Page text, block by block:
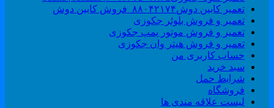
تعمیر کابین دوش۸۸۰۴۲۱۷۴_فروش کابین دوش
تعمیر و فروش بلوئر جکوزی
تعمیر و فروش موتور پمپ جکوزی
تعمیر و فروش هیتر وان جکوزی
حساب کاربری من
سبد خرید
شرایط حمل
فروشگاه
لیست علاقه مندی ها